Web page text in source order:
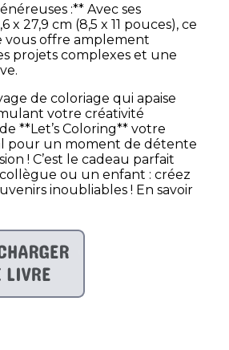
:** Avec ses
x 27,9 cm (8,5 x 11 pouces), ce
vous offre amplement
projets complexes et une
de coloriage qui apaise
votre créativité
**Let’s Coloring** votre
pour un moment de détente
! C’est le cadeau parfait
ou un enfant : créez
inoubliables ! En savoir